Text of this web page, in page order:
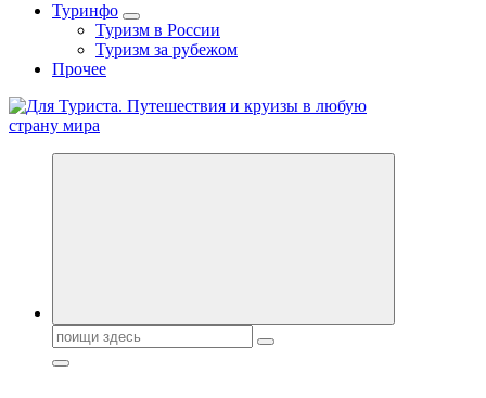
Туринфо
Туризм в России
Туризм за рубежом
Прочее
Новости туризма, куда поехать на отдых, где провести отпуск.
Поиск: